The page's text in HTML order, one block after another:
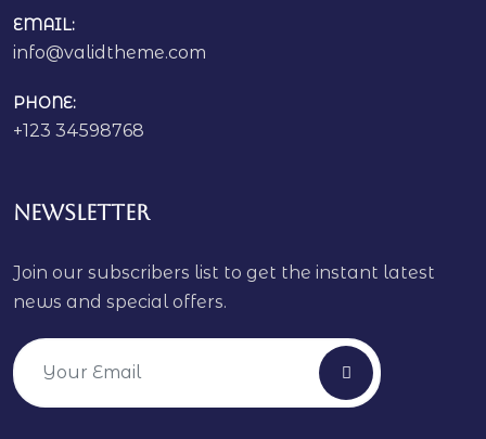
EMAIL:
info@validtheme.com
PHONE:
+123 34598768
Newsletter
Join our subscribers list to get the instant latest
news and special offers.